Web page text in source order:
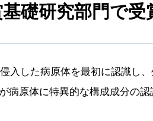
礎研究部門で受
入した病原体を最初に認識し
病原体に特異的な構成成分の